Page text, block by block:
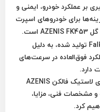
بر عملکرد خودرو، ایمنی و
برای خودروهای اسپرت
است.
تولید شده، به دلیل
فوق‌العاده در سرعت‌های
دارد.
لاستیک فالکن AZENIS
و مشخصات فنی، مزایا،
کرد.